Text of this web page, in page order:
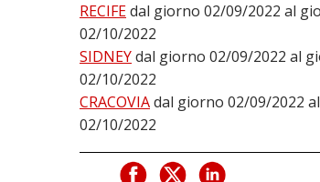
RECIFEdal giorno 02/09/2022 al
02/10/2022
SIDNEYdal giorno 02/09/2022 al
02/10/2022
CRACOVIAdal giorno 02/09/2022
02/10/2022